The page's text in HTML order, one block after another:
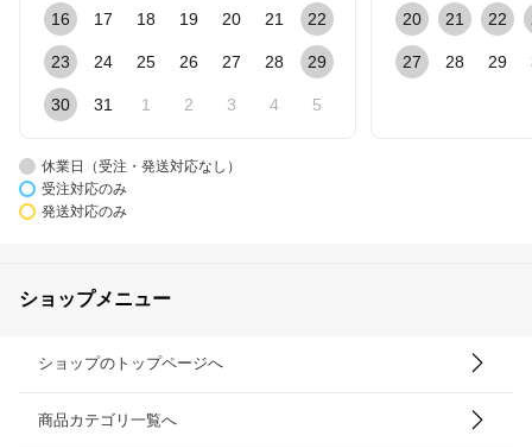
16 17 18 19 20 21 22
23 24 25 26 27 28 29
30 31 1 2 3 4 5
20 21 22
27 28 29
休業日（受注・発送対応なし）
受注対応のみ
発送対応のみ
ショップメニュー
ショップのトップページへ
商品カテゴリ一覧へ